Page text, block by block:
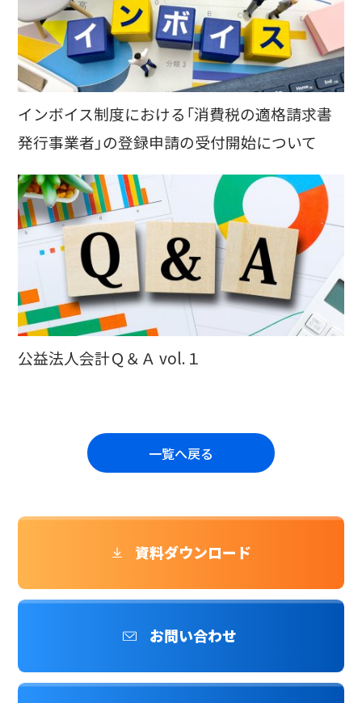
インボイス制度における「消費税の適格請求書
発行事業者」の登録申請の受付開始について
公益法人会計Ｑ＆Ａ vol.１
一覧へ戻る
資料ダウンロード
お問い合わせ